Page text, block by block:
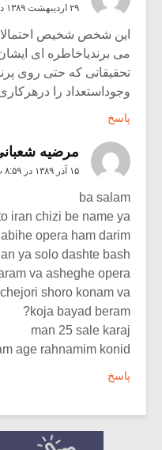
۲۹ اردیبهشت ۱۳۸۹ در ۱۱:۱۸ ق٫ظ
این شخص شخیص احتمالا
می برندیاخاطره ای
تحقیقاتی که حتی روی
وجوداستعداد را درهرکاری
پاسخ
مرضیه
۱۵ آذر ۱۳۸۹ در ۸:۵۹ ب٫ظ
ba salam
iran chizi be name ya
opera ham darim ?
ya solo dashte bash?
va asheghe opera
shoro konam va
koja bayad beram?
man 25 sale karaj
age rahnamim konid
پاسخ